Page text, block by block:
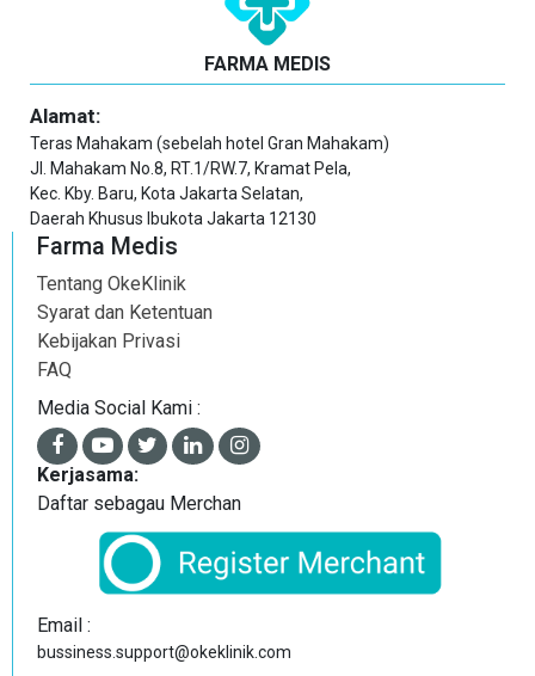
FARMA MEDIS
Alamat:
Teras Mahakam (sebelah hotel Gran Mahakam)
Jl. Mahakam No.8, RT.1/RW.7, Kramat Pela,
Kec. Kby. Baru, Kota Jakarta Selatan,
Daerah Khusus Ibukota Jakarta 12130
Farma Medis
Tentang OkeKlinik
Syarat dan Ketentuan
Kebijakan Privasi
FAQ
Media Social Kami :
Kerjasama:
Daftar sebagau Merchan
Email :
bussiness.support@okeklinik.com